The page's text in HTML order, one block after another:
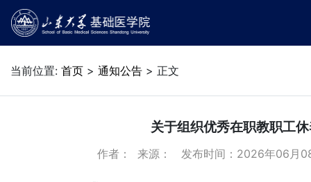
当前位置: 首页 > 通知公告 > 正文
关于组织优秀在职教职工
作者： 来源： 发布时间：2026年06月